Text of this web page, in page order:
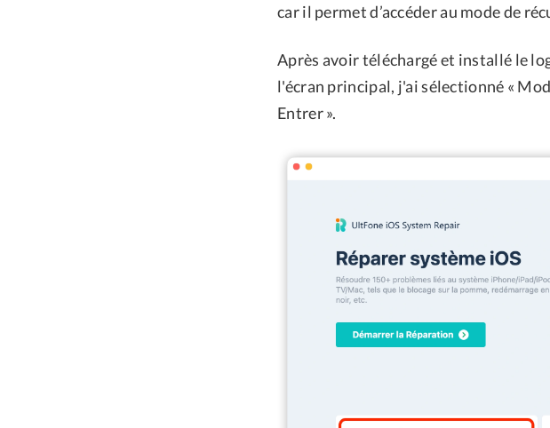
car il permet d’accéder au mode de
Après avoir téléchargé et installé le
l'écran principal, j'ai sélectionné «
Entrer ».